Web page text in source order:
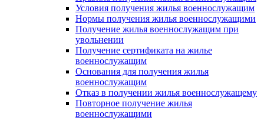
Условия получения жилья военнослужащим
Нормы получения жилья военнослужащими
Получение жилья военнослужащим при
увольнении
Получение сертификата на жилье
военнослужащим
Основания для получения жилья
военнослужащим
Отказ в получении жилья военнослужащему
Повторное получение жилья
военнослужащими